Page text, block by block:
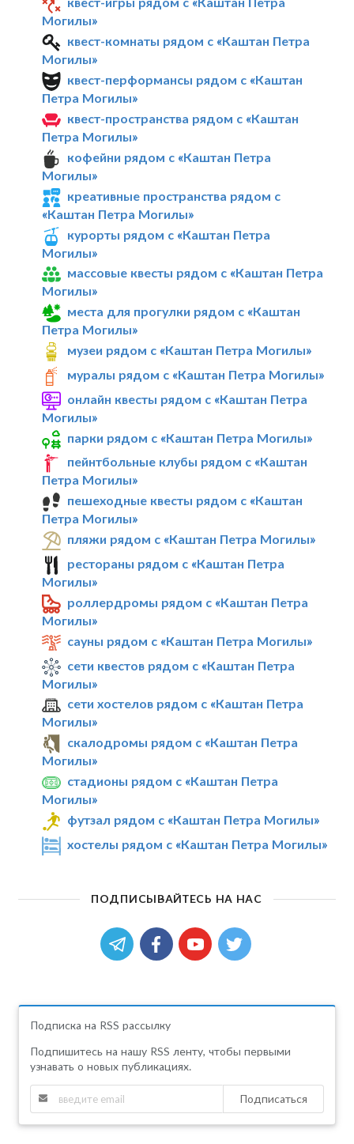
Могилы»
квест-комнаты рядом с «Каштан Петра
Могилы»
квест-перформансы рядом с «Каштан
Петра Могилы»
квест-пространства рядом с «Каштан
Петра Могилы»
кофейни рядом с «Каштан Петра
Могилы»
креативные пространства рядом с
«Каштан Петра Могилы»
курорты рядом с «Каштан Петра
Могилы»
массовые квесты рядом с «Каштан Петра
Могилы»
места для прогулки рядом с «Каштан
Петра Могилы»
музеи рядом с «Каштан Петра Могилы»
муралы рядом с «Каштан Петра Могилы»
онлайн квесты рядом с «Каштан Петра
Могилы»
парки рядом с «Каштан Петра Могилы»
пейнтбольные клубы рядом с «Каштан
Петра Могилы»
пешеходные квесты рядом с «Каштан
Петра Могилы»
пляжи рядом с «Каштан Петра Могилы»
рестораны рядом с «Каштан Петра
Могилы»
роллердромы рядом с «Каштан Петра
Могилы»
сауны рядом с «Каштан Петра Могилы»
сети квестов рядом с «Каштан Петра
Могилы»
сети хостелов рядом с «Каштан Петра
Могилы»
скалодромы рядом с «Каштан Петра
Могилы»
стадионы рядом с «Каштан Петра
Могилы»
футзал рядом с «Каштан Петра Могилы»
хостелы рядом с «Каштан Петра Могилы»
ПОДПИСЫВАЙТЕСЬ НА НАС
Подписка на RSS рассылку
Подпишитесь на нашу RSS ленту, чтобы первыми
узнавать о новых публикациях.
Подписаться